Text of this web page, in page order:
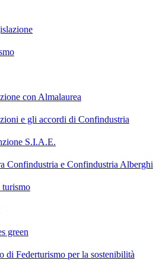
con Almalaurea
e gli accordi di Confindustria
S.I.A.E.
Confindustria e Confindustria Alberghi
turismo
green
di Federturismo per la sostenibilità